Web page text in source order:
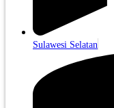
Sulawesi Selatan